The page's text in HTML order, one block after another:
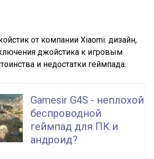
от компании Xiaomi: дизайн,
джойстика к игровым
и недостатки геймпада.
Gamesir G4S - неплохой
беспроводной
геймпад для ПК и
андроид?